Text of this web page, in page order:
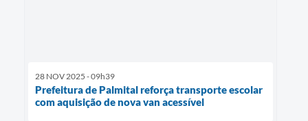
28 NOV 2025 - 09h39
Prefeitura de Palmital reforça transporte escolar
com aquisição de nova van acessível